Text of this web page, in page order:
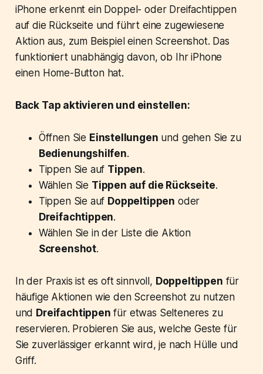
iPhone erkennt ein Doppel- oder Dreifachtippen
auf die Rückseite und führt eine zugewiesene
Aktion aus, zum Beispiel einen Screenshot. Das
funktioniert unabhängig davon, ob Ihr iPhone
einen Home-Button hat.
Back Tap aktivieren und einstellen:
Öffnen Sie Einstellungen und gehen Sie zu
Bedienungshilfen.
Tippen Sie auf Tippen.
Wählen Sie Tippen auf die Rückseite.
Tippen Sie auf Doppeltippen oder
Dreifachtippen.
Wählen Sie in der Liste die Aktion
Screenshot.
In der Praxis ist es oft sinnvoll, Doppeltippen für
häufige Aktionen wie den Screenshot zu nutzen
und Dreifachtippen für etwas Selteneres zu
reservieren. Probieren Sie aus, welche Geste für
Sie zuverlässiger erkannt wird, je nach Hülle und
Griff.